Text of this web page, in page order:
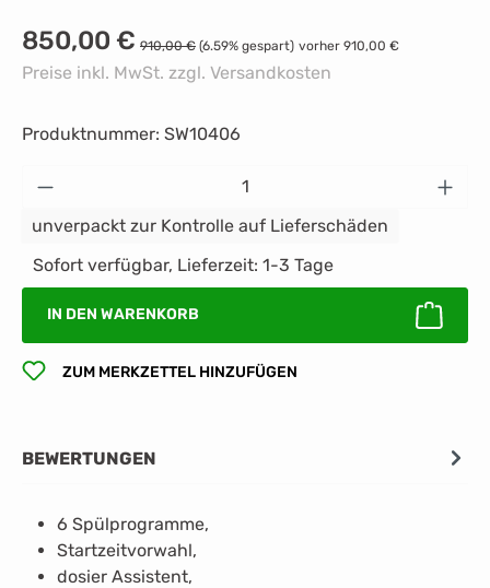
Verkaufspreis:
850,00 € Regulärer Preis:
910,00 € (6.59% gespart) vorher 910,00 €
Preise inkl. MwSt. zzgl. Versandkosten
Produktnummer: SW10406
Produkt Anzahl: Gib den gewünschten
unverpackt zur Kontrolle auf Lieferschäden
Sofort verfügbar, Lieferzeit: 1-3 Tage
IN DEN WARENKORB
ZUM MERKZETTEL HINZUFÜGEN
BEWERTUNGEN
6 Spülprogramme,
Startzeitvorwahl,
dosier Assistent,